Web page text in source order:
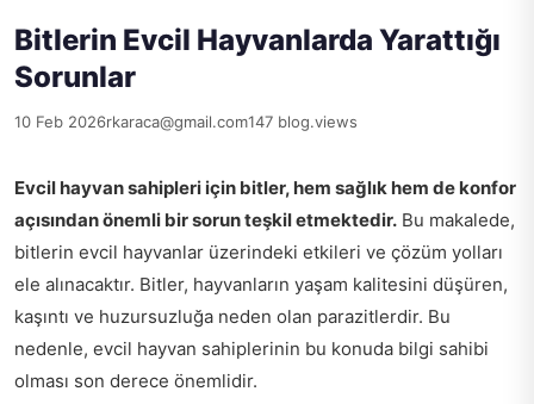
Bitlerin Evcil Hayvanlarda Yarattığı
Sorunlar
10 Feb 2026rkaraca@gmail.com147 blog.views
Evcil hayvan sahipleri için bitler, hem sağlık hem de konfor
açısından önemli bir sorun teşkil etmektedir. Bu makalede,
bitlerin evcil hayvanlar üzerindeki etkileri ve çözüm yolları
ele alınacaktır. Bitler, hayvanların yaşam kalitesini düşüren,
kaşıntı ve huzursuzluğa neden olan parazitlerdir. Bu
nedenle, evcil hayvan sahiplerinin bu konuda bilgi sahibi
olması son derece önemlidir.